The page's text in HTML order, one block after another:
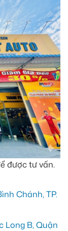
được tư vấn.
Chánh, TP.
Long B, Quận